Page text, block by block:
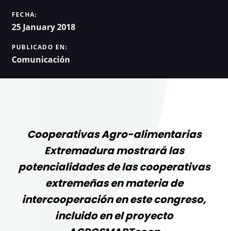
FECHA:
25 January 2018
PUBLICADO EN:
Comunicación
Cooperativas Agro-alimentarias
Extremadura mostrará las
potencialidades de las cooperativas
extremeñas en materia de
intercooperación en este congreso,
incluido en el proyecto